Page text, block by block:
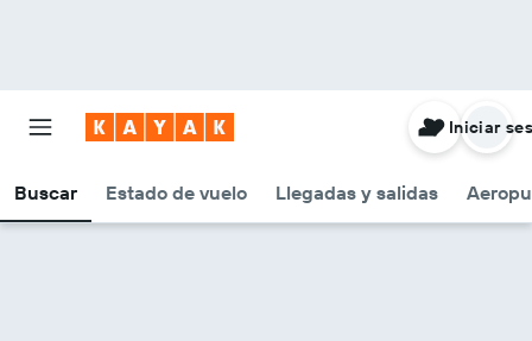
Buscar Estado de vuelo Llegadas y salidas
Iniciar